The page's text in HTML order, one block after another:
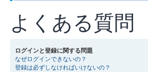
よくある質問
ログインと登録に関する問題
なぜログインできないの？
登録は必ずしなければいけないの？